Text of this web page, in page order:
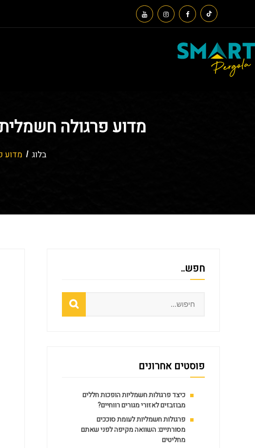
מדוע פרגולה
בלוג מדוע
חפש..
פוסטים אחרונים
כיצד פרגולות חשמליות הופכות חללים
מבוזבזים לאזורי מגורים רווחיים?
פרגולות חשמליות לעומת סוככים
מסורתיים: השוואה מקיפה לפני שאתם
מחליטים